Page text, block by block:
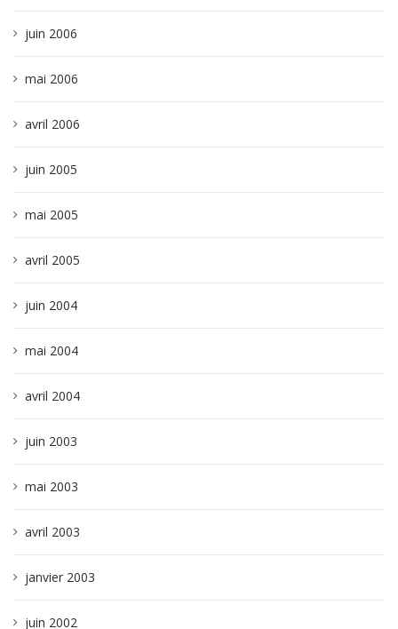
juin 2006
mai 2006
avril 2006
juin 2005
mai 2005
avril 2005
juin 2004
mai 2004
avril 2004
juin 2003
mai 2003
avril 2003
janvier 2003
juin 2002